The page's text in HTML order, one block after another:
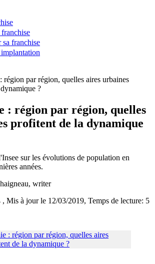
franchise
région par région, quelles aires urbaines
?
: région par région, quelles
profitent de la dynamique
sur les évolutions de population en
années.
, writer
, Mis à jour le 12/03/2019, Temps de lecture: 5